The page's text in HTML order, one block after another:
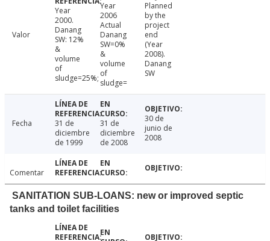
Valor
Year
2000.
Danang
SW: 12%
&
volume
of
sludge=25%;
Year
2006
Actual
Danang
SW=0%
&
volume
of
sludge=
Planned
by the
project
end
(Year
2008).
Danang
SW
Fecha
31 de
diciembre
de 1999
31 de
diciembre
de 2008
30 de
junio de
2008
Comentar
SANITATION SUB-LOANS: new or improved septic
tanks and toilet facilities